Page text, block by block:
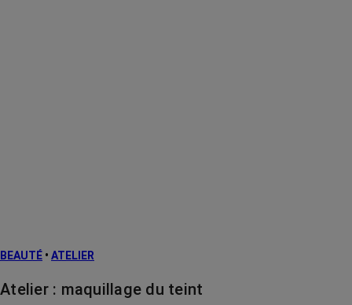
BEAUTÉ • ATELIER
Atelier : maquillage du teint